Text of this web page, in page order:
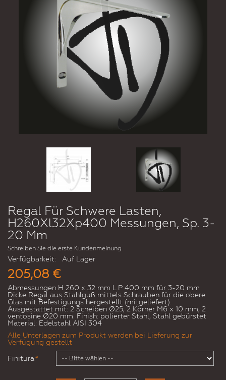
Regal Für Schwere Lasten,
H260Xl32Xp400 Messungen, Sp. 3-
20 Mm
Schreiben Sie die erste Kundenmeinung
Verfügbarkeit: Auf Lager
205,08 €
Abmessungen H 260 x 32 mm L P 400 mm für 3-20 mm
Dicke Regal aus Stahlguß mittels Schrauben für die obere
Glas mit Befestigungs hergestellt (mitgeliefert).
Ausgestattet mit: 2 Scheiben Ø25, 2 Körner M6 x 10 mm, 2
ventosine Ø20 mm. Finish: polierter Stahl, Stahl gebürstet
Material: Edelstahl AISI 304
Alle Unterlagen zum Produkt werden bei Lieferung zur
Verfügung gestellt
*
Finitura